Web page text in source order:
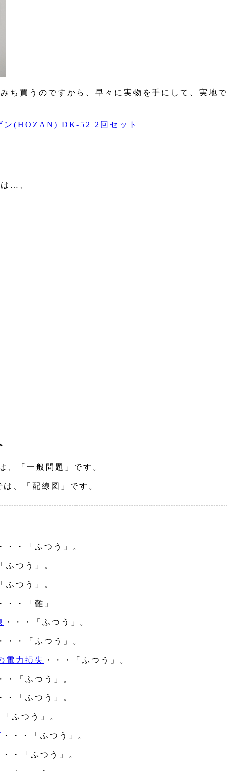
ち買うのですから、早々に実物を手にして、実地で
ン(HOZAN) DK-52 2回セット
…、
「一般問題」です。
、「配線図」です。
・・・「ふつう」。
ふつう」。
ふつう」。
・・・「難」
・・・「ふつう」。
・・・「ふつう」。
電力損失 ・・・「ふつう」。
・「ふつう」。
・「ふつう」。
「ふつう」。
・・・「ふつう」。
・・「ふつう」。